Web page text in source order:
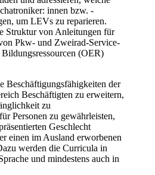
innen bzw. -
um LEVs zu reparieren.
Struktur von Anleitungen für
Pkw- und Zweirad-Service-
(OER)
Beschäftigungsfähigkeiten der
Beschäftigten zu erweitern,
zu
Personen zu gewährleisten,
Geschlecht
einen im Ausland erworbenen
werden die Curricula in
und mindestens auch in